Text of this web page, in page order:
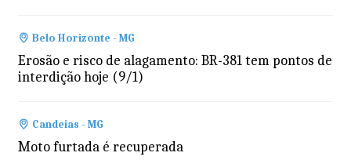
Belo Horizonte - MG
Erosão e risco de alagamento: BR-381 tem pontos de
interdição hoje (9/1)
Candeias - MG
Moto furtada é recuperada